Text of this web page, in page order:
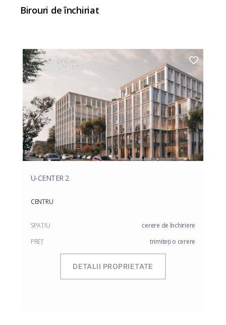
Birouri de închiriat
U-CENTER 2
CENTRU
SPAŢIU
cerere de închiriere
PREŢ
trimiteți o cerere
DETALII PROPRIETATE